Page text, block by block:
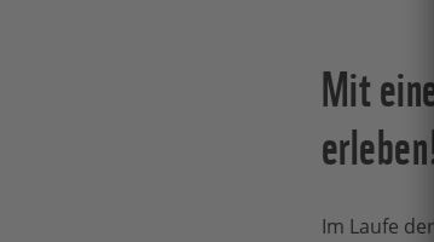
Mit
erleben!
Im Laufe